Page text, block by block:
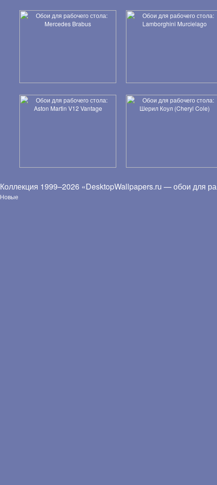
Коллекция 1999–2026 «DesktopWallpapers.ru — обои для